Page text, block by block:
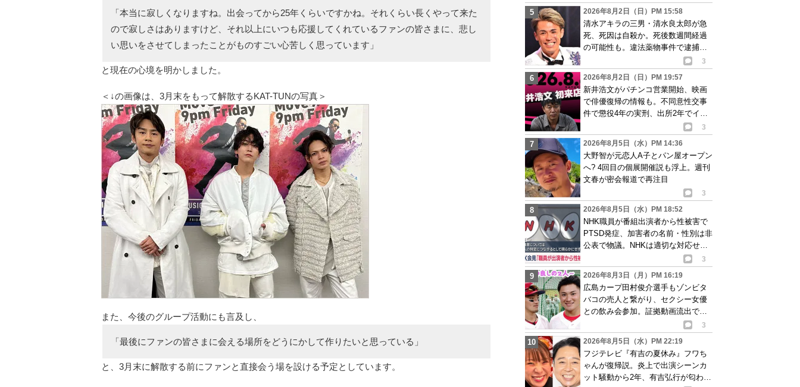
「本当に寂しくなりますね。出会ってから25年くらいですかね。それくらい長くやって来た
ので寂しさはありますけど、それ以上にいつも応援してくれているファンの皆さまに、悲し
い思いをさせてしまったことがものすごい心苦しく思っています」
と現在の心境を明かしました。
＜↓の画像は、3月末をもって解散するKAT-TUNの写真＞
また、今後のグループ活動にも言及し、
「最後にファンの皆さまに会える場所をどうにかして作りたいと思っている」
と、3月末に解散する前にファンと直接会う場を設ける予定としています。
2026年8月2日（日）PM 15:58
清水アキラの三男・清水良太郎が急
死、死因は自殺か。死後数週間経過
の可能性も。違法薬物事件で逮捕、
3
2026年8月2日（日）PM 19:57
新井浩文がパチンコ営業開始、映画
で俳優復帰の情報も。不同意性交事
件で懲役4年の実刑、出所2年でイベ
3
2026年8月5日（水）PM 14:36
大野智が元恋人A子とパン屋オープン
へ? 4回目の個展開催説も浮上。週刊
文春が密会報道で再注目
3
2026年8月5日（水）PM 18:52
NHK職員が番組出演者から性被害で
PTSD発症、加害者の名前・性別は非
公表で物議。NHKは適切な対応せず
3
2026年8月3日（月）PM 16:19
広島カープ田村俊介選手もゾンビタ
バコの売人と繋がり、セクシー女優
との飲み会参加。証拠動画流出で波
3
2026年8月5日（水）PM 22:19
フジテレビ『有吉の夏休み』フワち
ゃんが復帰説。炎上で出演シーンカ
ット騒動から2年、有吉弘行が匂わせ